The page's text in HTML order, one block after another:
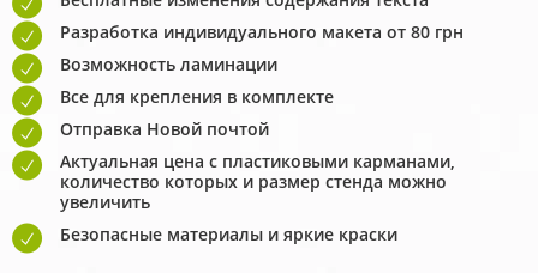
Разработка индивидуального макета от 80 грн
Возможность ламинации
Все для крепления в комплекте
Отправка Новой почтой
Актуальная цена с пластиковыми карманами,
количество которых и размер стенда можно
увеличить
Безопасные материалы и яркие краски